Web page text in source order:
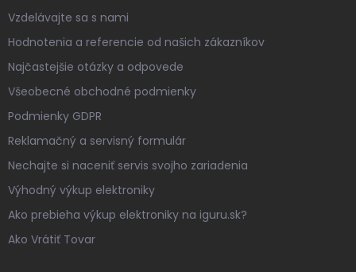
Vzdelávajte sa s nami
Hodnotenia a referencie od našich zákazníkov
Najčastejšie otázky a odpovede
Všeobecné obchodné podmienky
Podmienky GDPR
Reklamačný a servisný formulár
Nechajte si naceniť servis svojho zariadenia
Výhodný výkup elektroniky
Ako prebieha výkup elektroniky na iguru.sk?
Ako Vrátiť Tovar